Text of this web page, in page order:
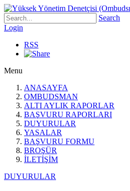
Search
Login
RSS
Menu
ANASAYFA
OMBUDSMAN
ALTI AYLIK RAPORLAR
BAŞVURU RAPORLARI
DUYURULAR
YASALAR
BAŞVURU FORMU
BROŞÜR
İLETİŞİM
DUYURULAR